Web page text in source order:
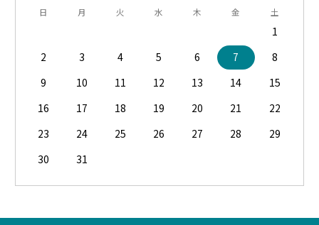
日 月 火 水 木 金 土
1
2
3 4 5 6 7
8
9
10 11 12 13 14
15
16
17 18 19 20 21
22
23
24 25 26 27 28
29
30
31